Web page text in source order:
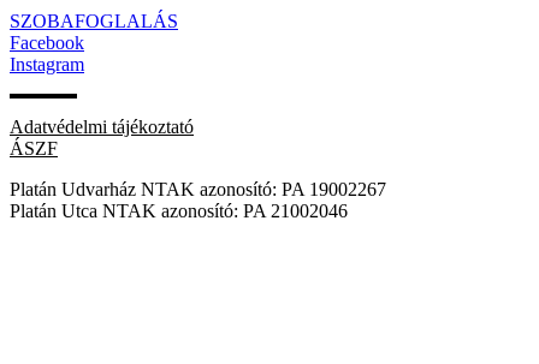
SZOBAFOGLALÁS
Facebook
Instagram
Adatvédelmi tájékoztató
ÁSZF
Platán Udvarház NTAK azonosító: PA 19002267
Platán Utca NTAK azonosító: PA 21002046